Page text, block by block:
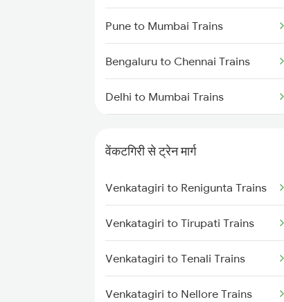
Pune to Mumbai Trains
Bengaluru to Chennai Trains
Delhi to Mumbai Trains
Mumbai to Delhi Trains
Mumbai to Goa Trains
Chennai to Coimbatore Trains
वेंकटगिरी से ट्रेन मार्ग
Venkatagiri to Renigunta Trains
Venkatagiri to Tirupati Trains
Venkatagiri to Tenali Trains
Venkatagiri to Nellore Trains